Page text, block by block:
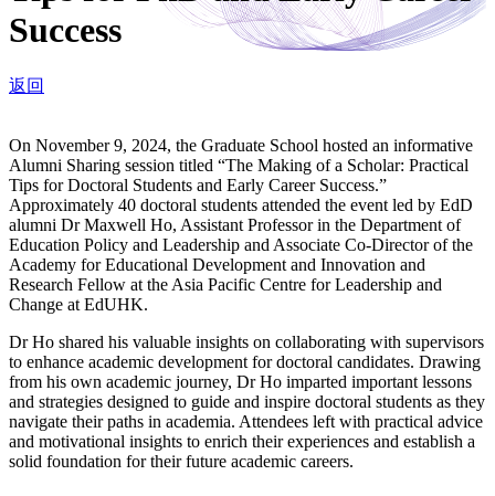
Success
返回
On November 9, 2024, the Graduate School hosted an informative
Alumni Sharing session titled “The Making of a Scholar: Practical
Tips for Doctoral Students and Early Career Success.”
Approximately 40 doctoral students attended the event led by EdD
alumni Dr Maxwell Ho, Assistant Professor in the Department of
Education Policy and Leadership and Associate Co-Director of the
Academy for Educational Development and Innovation and
Research Fellow at the Asia Pacific Centre for Leadership and
Change at EdUHK.
Dr Ho shared his valuable insights on collaborating with supervisors
to enhance academic development for doctoral candidates. Drawing
from his own academic journey, Dr Ho imparted important lessons
and strategies designed to guide and inspire doctoral students as they
navigate their paths in academia. Attendees left with practical advice
and motivational insights to enrich their experiences and establish a
solid foundation for their future academic careers.